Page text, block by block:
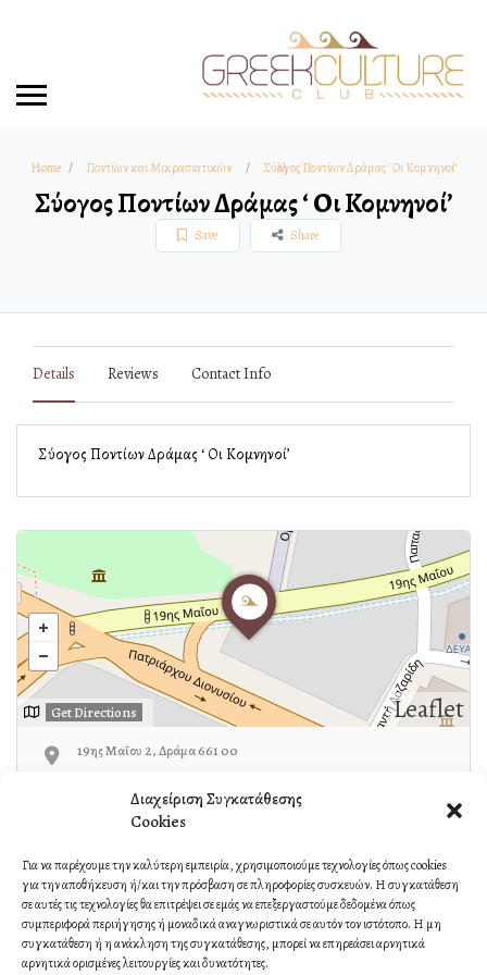
Διαχείριση Συγκατάθεσης
Cookies
Για να παρέχουμε την καλύτερη εμπειρία, χρησιμοποιούμε τεχνολογίες όπως cookies
για την αποθήκευση ή/και την πρόσβαση σε πληροφορίες συσκευών. Η συγκατάθεση
σε αυτές τις τεχνολογίες θα επιτρέψει σε εμάς να επεξεργαστούμε δεδομένα όπως
συμπεριφορά περιήγησης ή μοναδικά αναγνωριστικά σε αυτόν τον ιστότοπο. Η μη
συγκατάθεση ή η ανάκληση της συγκατάθεσης, μπορεί να επηρεάσει αρνητικά
αρνητικά ορισμένες λειτουργίες και δυνατότητες.
Home Ποντίων και Μικρασιατικών Σύλλογος Ποντίων Δράμας ‘ Οι Κομνηνοί’
Σύλλογος Ποντίων Δράμας ‘ Οι Κομνηνοί’
Save Share
Details Reviews Contact Info
Σύλλογος Ποντίων Δράμας ‘ Οι Κομνηνοί’
Leaflet
Get Directions
19ης Μαΐου 2, Δράμα 661 00
25210-35229
Own or work here? Claim Now!